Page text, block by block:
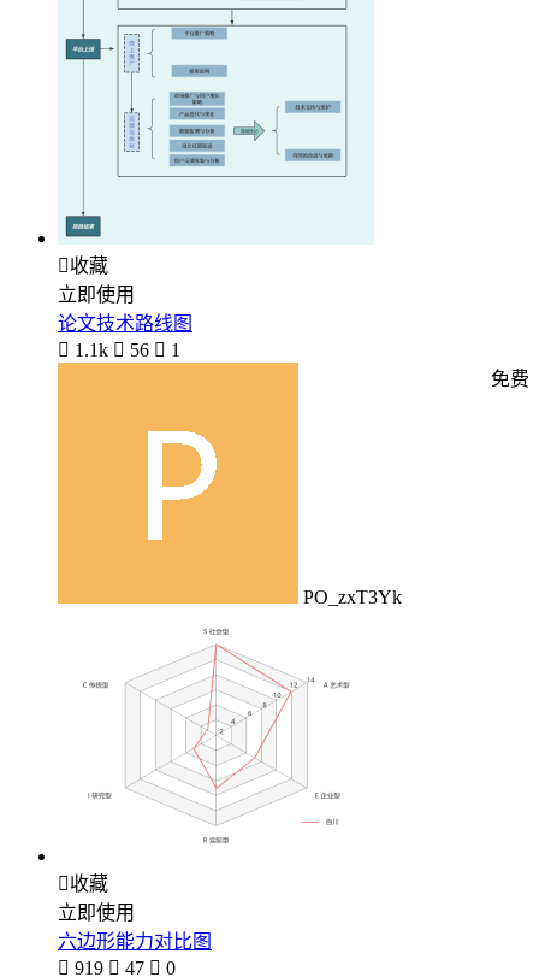
收藏
立即使用
论文技术路线图
 1.1k  56  1
PO_zxT3Yk
免费
收藏
立即使用
六边形能力对比图
 919  47  0